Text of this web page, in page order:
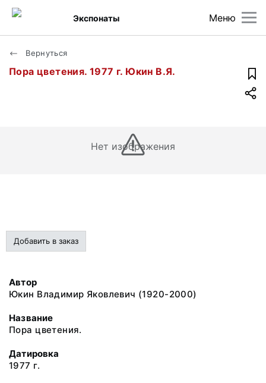
Меню
Экспонаты
Вернуться
Пора цветения. 1977 г. Юкин В.Я.
Нет изображения
Добавить в заказ
Автор
Юкин Владимир Яковлевич (1920-2000)
Название
Пора цветения.
Датировка
1977 г.